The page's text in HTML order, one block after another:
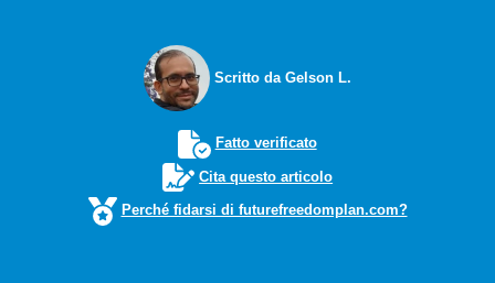
Scritto da Gelson L.
Fatto verificato
Cita questo articolo
Perché fidarsi di futurefreedomplan.com?